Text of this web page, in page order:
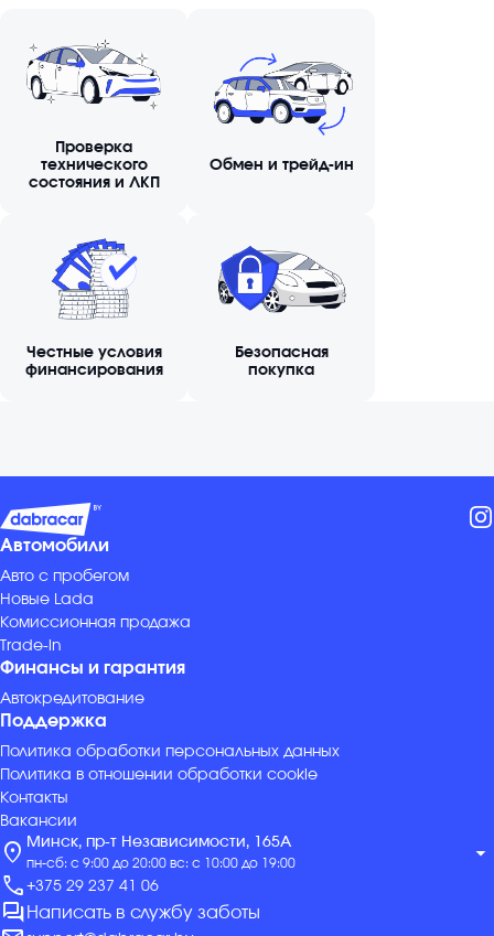
Проверка
технического
состояния и ЛКП
Обмен и трейд-ин
Честные условия
финансирования
Безопасная
покупка
Автомобили
Авто с пробегом
Новые Lada
Комиссионная продажа
Trade-in
Финансы и гарантия
Автокредитование
Поддержка
Политика обработки персональных данных
Политика в отношении обработки cookie
Контакты
Вакансии
location_on Минск, пр-т Независимости, 165А
пн-сб: с 9:00 до 20:00 вс: с 10:00 до 19:00
arrow_drop_down
call +375 29 237 41 06
forum Написать в службу заботы